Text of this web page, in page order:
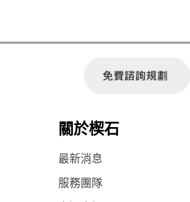
關於楔石
最新消息
服務團隊